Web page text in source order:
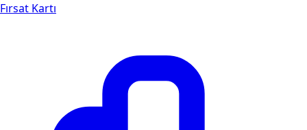
Fırsat Kartı